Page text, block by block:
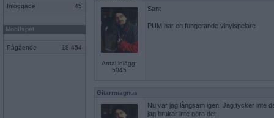
Inloggade 45
Mobilspel
Pågående 18 454
Antal inlägg:
5045
Sant
PUM har en fungerande vinylspelare
Gitarrmagnus
Nu var jag långsam igen. Jag tycker inte
jag brukar inte göra det.